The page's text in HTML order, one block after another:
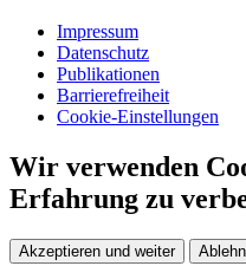
Impressum
Datenschutz
Publikationen
Barrierefreiheit
Cookie-Einstellungen
Wir verwenden
Erfahrung zu
Akzeptieren und weiter